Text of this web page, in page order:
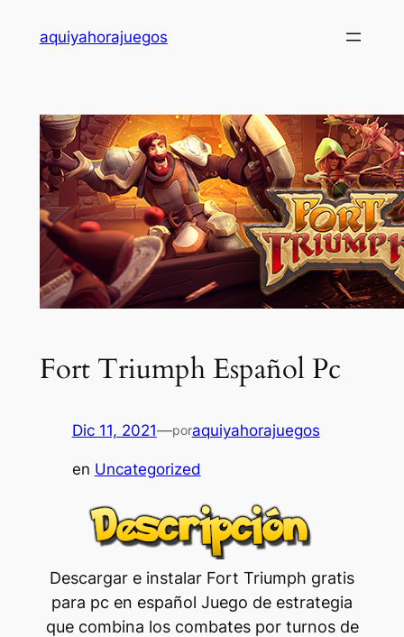
aquiyahorajuegos
Fort Triumph Español Pc
Dic 11, 2021—poraquiyahorajuegos
en Uncategorized
Descargar e instalar Fort Triumph gratis
para pc en español Juego de estrategia
que combina los combates por turnos de